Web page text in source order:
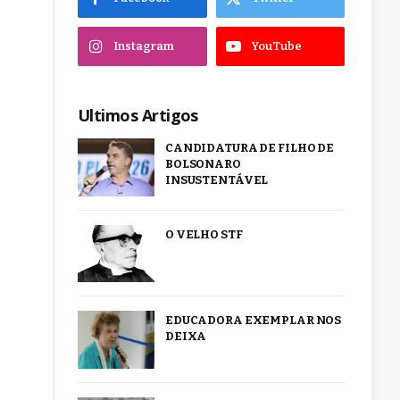
Instagram YouTube
Ultimos Artigos
CANDIDATURA DE FILHO DE
BOLSONARO
INSUSTENTÁVEL
O VELHO STF
EDUCADORA EXEMPLAR NOS
DEIXA